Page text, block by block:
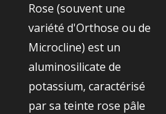
Rose (souvent une
variété d'Orthose ou de
Microcline) est un
aluminosilicate de
potassium, caractérisé
par sa teinte rose pâle